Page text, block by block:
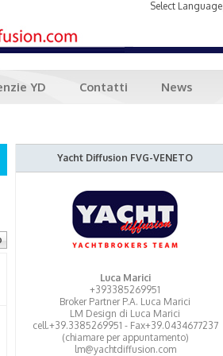
Select Language
YD Contatti News
Yacht Diffusion FVG-VENETO
Luca Marici
+393385269951
Broker Partner P.A. Luca Marici
LM Design di Luca Marici
cell.+39.3385269951 - Fax+39.0434677237
(chiamare per appuntamento)
lm@yachtdiffusion.com